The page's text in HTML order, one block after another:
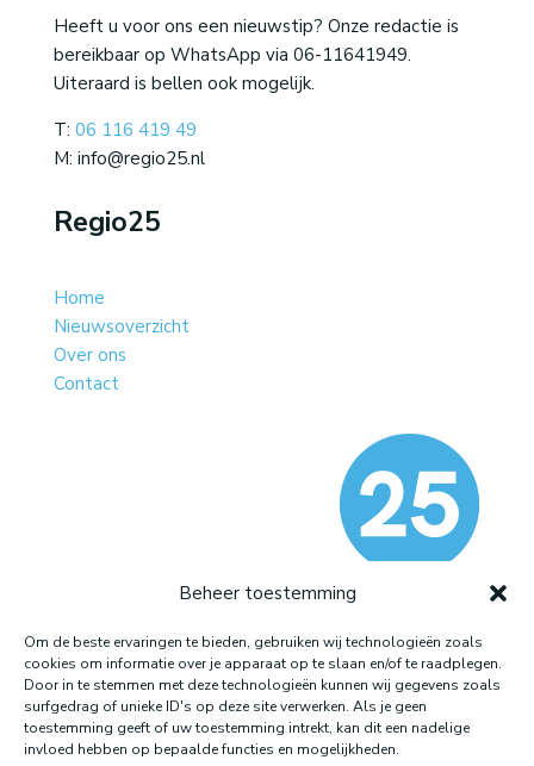
Beheer toestemming
Om de beste ervaringen te bieden, gebruiken wij technologieën zoals
cookies om informatie over je apparaat op te slaan en/of te raadplegen.
Door in te stemmen met deze technologieën kunnen wij gegevens zoals
surfgedrag of unieke ID's op deze site verwerken. Als je geen
toestemming geeft of uw toestemming intrekt, kan dit een nadelige
invloed hebben op bepaalde functies en mogelijkheden.
Heeft u voor ons een nieuwstip? Onze redactie is
bereikbaar op WhatsApp via 06-11641949.
Uiteraard is bellen ook mogelijk.
T: 06 116 419 49
M: info@regio25.nl
Regio25
Home
Nieuwsoverzicht
Over ons
Contact
Website gemaakt door: LOEQ